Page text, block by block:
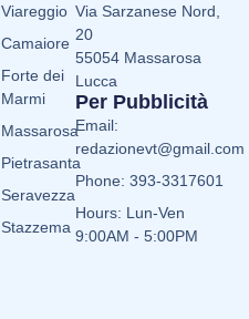
Viareggio
Camaiore
Forte dei
Marmi
Massarosa
Pietrasanta
Seravezza
Stazzema
Via Sarzanese Nord,
20
55054 Massarosa
Lucca
Per Pubblicità
Email:
redazionevt@gmail.com
Phone: 393-3317601
Hours: Lun-Ven
9:00AM - 5:00PM